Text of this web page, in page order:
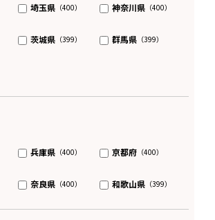
埼玉県 （400） 神奈川県 （400）
茨城県 （399） 群馬県 （399）
兵庫県 （400） 京都府 （400）
奈良県 （400） 和歌山県 （399）